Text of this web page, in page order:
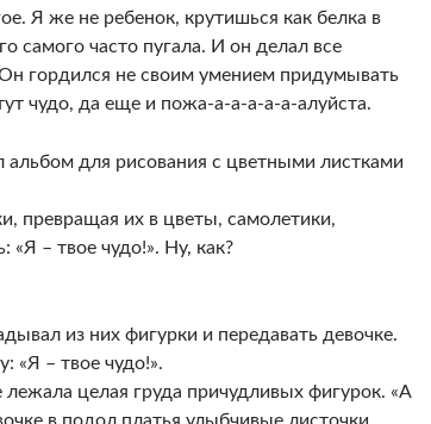
Я же не ребенок, крутишься как белка в
самого часто пугала. И он делал все
гордился не своим умением придумывать
чудо, да еще и пожа-а-а-а-а-а-алуйста.
для рисования с цветными листками
превращая их в цветы, самолетики,
«Я – твое чудо!». Ну, как?
из них фигурки и передавать девочке.
«Я – твое чудо!».
целая груда причудливых фигурок. «А